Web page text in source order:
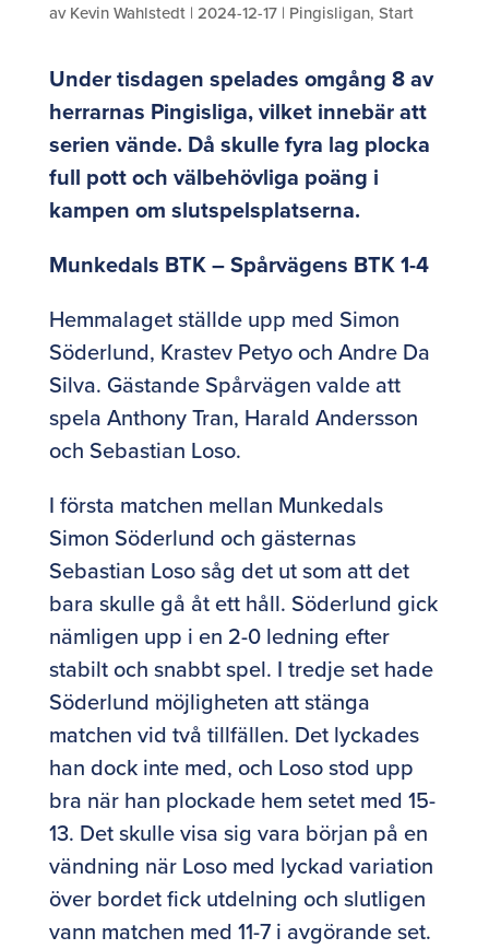
avKevin Wahlstedt| 2024-12-17| Pingisligan, Start
Under tisdagen spelades omgång 8 av
herrarnas Pingisliga, vilket innebär att
serien vände. Då skulle fyra lag plocka
full pott och välbehövliga poäng i
kampen om slutspelsplatserna.
Munkedals BTK – Spårvägens BTK 1-4
Hemmalaget ställde upp med Simon
Söderlund, Krastev Petyo och Andre Da
Silva. Gästande Spårvägen valde att
spela Anthony Tran, Harald Andersson
och Sebastian Loso.
I första matchen mellan Munkedals
Simon Söderlund och gästernas
Sebastian Loso såg det ut som att det
bara skulle gå åt ett håll. Söderlund gick
nämligen upp i en 2-0 ledning efter
stabilt och snabbt spel. I tredje set hade
Söderlund möjligheten att stänga
matchen vid två tillfällen. Det lyckades
han dock inte med, och Loso stod upp
bra när han plockade hem setet med 15-
13. Det skulle visa sig vara början på en
vändning när Loso med lyckad variation
över bordet fick utdelning och slutligen
vann matchen med 11-7 i avgörande set.